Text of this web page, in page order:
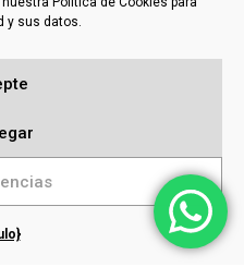
y sus datos.
LOS DERECHOS RESERVADOS
sitio